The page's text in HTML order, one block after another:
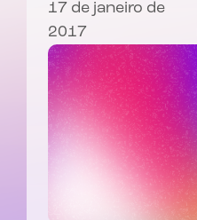
17 de janeiro de
2017